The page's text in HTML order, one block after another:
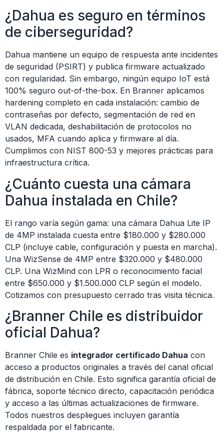
¿Dahua es seguro en términos
de ciberseguridad?
Dahua mantiene un equipo de respuesta ante incidentes
de seguridad (PSIRT) y publica firmware actualizado
con regularidad. Sin embargo, ningún equipo IoT está
100% seguro out-of-the-box. En Branner aplicamos
hardening completo en cada instalación: cambio de
contraseñas por defecto, segmentación de red en
VLAN dedicada, deshabilitación de protocolos no
usados, MFA cuando aplica y firmware al día.
Cumplimos con NIST 800-53 y mejores prácticas para
infraestructura crítica.
¿Cuánto cuesta una cámara
Dahua instalada en Chile?
El rango varía según gama: una cámara Dahua Lite IP
de 4MP instalada cuesta entre $180.000 y $280.000
CLP (incluye cable, configuración y puesta en marcha).
Una WizSense de 4MP entre $320.000 y $480.000
CLP. Una WizMind con LPR o reconocimiento facial
entre $650.000 y $1.500.000 CLP según el modelo.
Cotizamos con presupuesto cerrado tras visita técnica.
¿Branner Chile es distribuidor
oficial Dahua?
Branner Chile es integrador certificado Dahua con
acceso a productos originales a través del canal oficial
de distribución en Chile. Esto significa garantía oficial de
fábrica, soporte técnico directo, capacitación periódica
y acceso a las últimas actualizaciones de firmware.
Todos nuestros despliegues incluyen garantía
respaldada por el fabricante.